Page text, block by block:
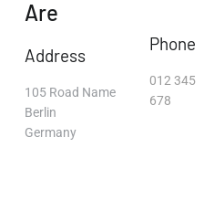
Are
Address
105 Road Name
Berlin
Germany
Phone
012 345
678